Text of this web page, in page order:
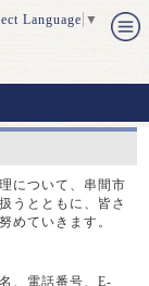
Language ▼
について、串間市
うとともに、皆さ
めていきます。
、電話番号、E-